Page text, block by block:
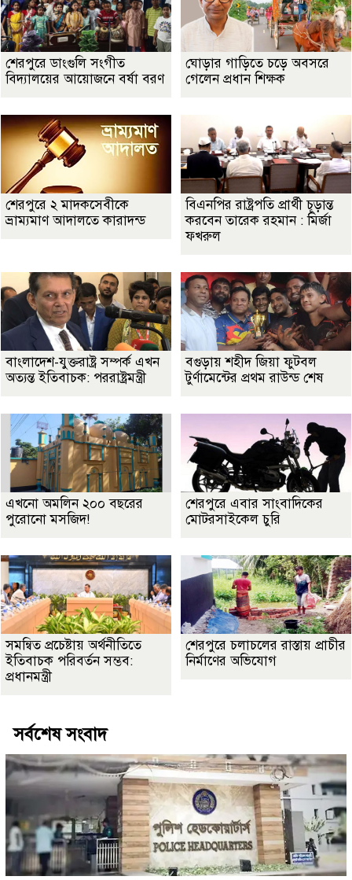
শেরপুরে ডাংগুলি সংগীত
বিদ্যালয়ের আয়োজনে বর্ষা বরণ
ঘোড়ার গাড়িতে চড়ে অবসরে
গেলেন প্রধান শিক্ষক
শেরপুরে ২ মাদকসেবীকে
ভ্রাম্যমাণ আদালতে কারাদন্ড
বিএনপির রাষ্ট্রপতি প্রার্থী চূড়ান্ত
করবেন তারেক রহমান : মির্জা
ফখরুল
বাংলাদেশ-যুক্তরাষ্ট্র সম্পর্ক এখন
অত্যন্ত ইতিবাচক: পররাষ্ট্রমন্ত্রী
বগুড়ায় শহীদ জিয়া ফুটবল
টুর্ণামেন্টের প্রথম রাউন্ড শেষ
এখনো অমলিন ২০০ বছরের
পুরোনো মসজিদ!
শেরপুরে এবার সাংবাদিকের
মোটরসাইকেল চুরি
সমন্বিত প্রচেষ্টায় অর্থনীতিতে
ইতিবাচক পরিবর্তন সম্ভব:
প্রধানমন্ত্রী
শেরপুরে চলাচলের রাস্তায় প্রাচীর
নির্মাণের অভিযোগ
সর্বশেষ সংবাদ